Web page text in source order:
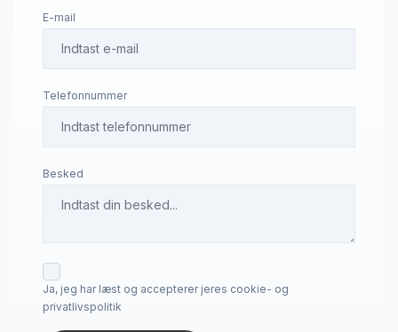
E-mail
Telefonnummer
Besked
Ja, jeg har læst og accepterer jeres cookie- og
privatlivspolitik